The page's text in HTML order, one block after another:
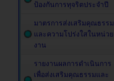
ป้องกันการทุจริตประจำปี
มาตรการส่งเสริมคุณธรรม
และความโปร่งใสในหน่วย
งาน
รายงานผลการดำเนินการ
เพื่อส่งเสริมคุณธรรมและ